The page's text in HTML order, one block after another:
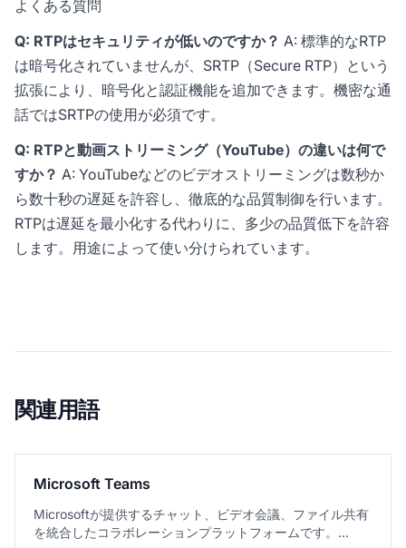
よくある質問
Q: RTPはセキュリティが低いのですか？ A: 標準的なRTP
は暗号化されていませんが、SRTP（Secure RTP）という
拡張により、暗号化と認証機能を追加できます。機密な通
話ではSRTPの使用が必須です。
Q: RTPと動画ストリーミング（YouTube）の違いは何で
すか？ A: YouTubeなどのビデオストリーミングは数秒か
ら数十秒の遅延を許容し、徹底的な品質制御を行います。
RTPは遅延を最小化する代わりに、多少の品質低下を許容
します。用途によって使い分けられています。
関連用語
Microsoft Teams
Microsoftが提供するチャット、ビデオ会議、ファイル共有
を統合したコラボレーションプラットフォームです。...